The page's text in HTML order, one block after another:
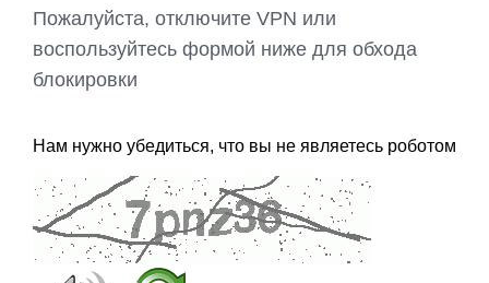
Пожалуйста, отключите VPN или
воспользуйтесь формой ниже для обхода
блокировки
Нам нужно убедиться, что вы не являетесь роботом